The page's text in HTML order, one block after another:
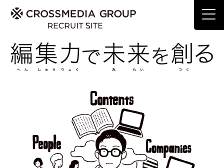
・編集 ・ライティング
・デザイン ・プログラミング
CREATION